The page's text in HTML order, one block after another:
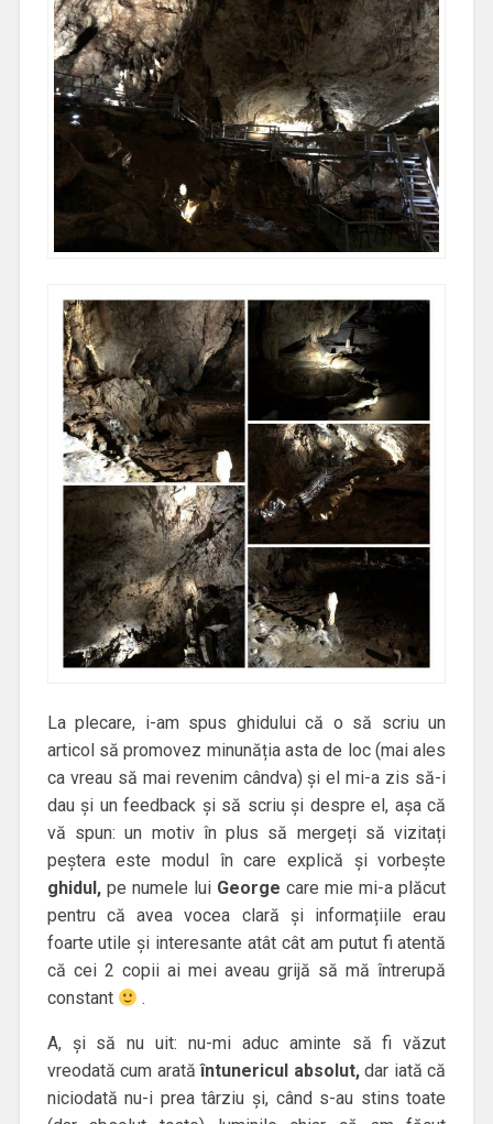
La plecare, i-am spus ghidului că o să scriu un
articol să promovez minunăția asta de loc (mai ales
ca vreau să mai revenim cândva) și el mi-a zis să-i
dau și un feedback și să scriu și despre el, așa că
vă spun: un motiv în plus să mergeți să vizitați
peștera este modul în care explică și vorbește
ghidul, pe numele lui George care mie mi-a plăcut
pentru că avea vocea clară și informațiile erau
foarte utile și interesante atât cât am putut fi atentă
că cei 2 copii ai mei aveau grijă să mă întrerupă
constant
.
A, și să nu uit: nu-mi aduc aminte să fi văzut
vreodată cum aratăîntunericul absolut,dar iată că
niciodată nu-i prea târziu și, când s-au stins toate